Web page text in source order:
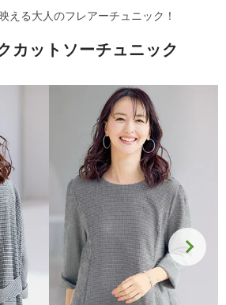
える大人のフレアーチュニック！
カットソーチュニック